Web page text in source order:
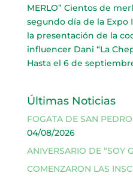
MERLO” Cientos de
segundo día de la Expo
la presentación de la
influencer Dani “La
Hasta el 6 de
Últimas Noticias
FOGATA DE SAN
04/08/2026
ANIVERSARIO DE “SOY
COMENZARON LAS